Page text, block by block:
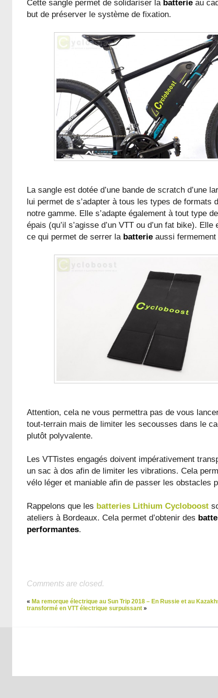
Cette sangle permet de solidariser la batterie au
but de préserver le système de fixation.
La sangle est dotée d’une bande de scratch d’une
lui permet de s’adapter à tous les types de formats
notre gamme. Elle s’adapte également à tout type
épais (qu’il s’agisse d’un VTT ou d’un fat bike).
ce qui permet de serrer la batterie aussi
Attention, cela ne vous permettra pas de vous
tout-terrain mais de limiter les secousses dans le
plutôt polyvalente.
Les VTTistes engagés doivent impérativement
un sac à dos afin de limiter les vibrations. Cela
vélo léger et maniable afin de passer les obstacles
Rappelons que les batteries Lithium Cycloboost
ateliers à Bordeaux. Cela permet d’obtenir des
performantes.
Comments are closed.
« Ma remorque électrique au Sun Trip 2018 – En Russie et au
transformé en VTT électrique surpuissant »